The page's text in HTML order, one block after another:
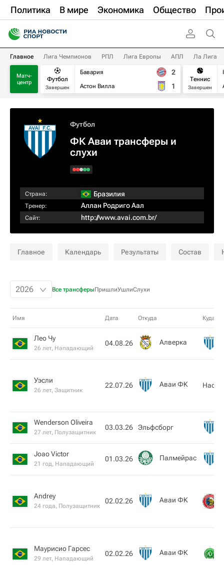
Политика В мире Экономика Общество
Главное Лига Чемпионов РПЛ Лига Европы АПЛ Ла Лига
Матч-
центр
Футбол
Завершен
Бавария
Астон Вилла
2
1
Теннис
Завершен
Футбол
ФК Аваи трансферы и
слухи
Страна: Бразилия
Тренер: Аллан Родриго Аал
Сайт: http://www.avai.com.br/
Главное Календарь Результаты Состав
Все трансферыПришлиУшлиСлухи
Имя Дата Откуда Куда
Лео Чу
26 лет, Нападающий
04.08.26 Алверка
Уэсли
26 лет, Защитник
22.07.26 Аваи ФК
Wenderson Oliveira
27 лет, Полузащитник
03.03.26 Эльфсборг
Joao Victor
21 год, Нападающий
01.03.26 Палмейрас
Andrey
24 года, Полузащитник
02.02.26 Аваи ФК
Маурисио Гарсес
29 лет, Нападающий
02.02.26 Аваи ФК